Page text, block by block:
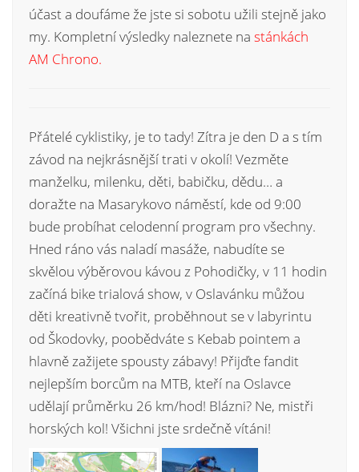
účast a doufáme že jste si sobotu užili stejně jako
my. Kompletní výsledky naleznete na stánkách
AM Chrono.
Přátelé cyklistiky, je to tady! Zítra je den D a s tím
závod na nejkrásnější trati v okolí! Vezměte
manželku, milenku, děti, babičku, dědu… a
doražte na Masarykovo náměstí, kde od 9:00
bude probíhat celodenní program pro všechny.
Hned ráno vás naladí masáže, nabudíte se
skvělou výběrovou kávou z Pohodičky, v 11 hodin
začíná bike trialová show, v Oslavánku můžou
děti kreativně tvořit, proběhnout se v labyrintu
od Škodovky, poobědváte s Kebab pointem a
hlavně zažijete spousty zábavy! Přijďte fandit
nejlepším borcům na MTB, kteří na Oslavce
udělají průměrku 26 km/hod! Blázni? Ne, mistři
horských kol! Všichni jste srdečně vítáni!